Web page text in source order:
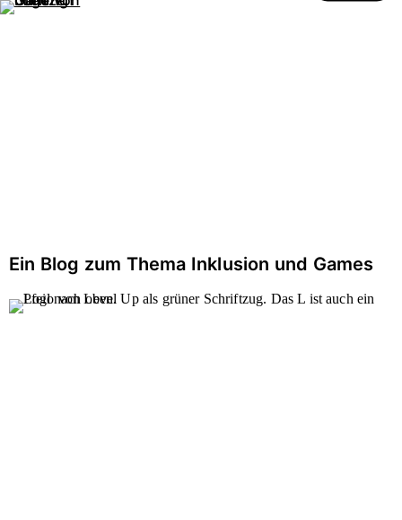
Zum
Zur
öffnen
Ein Blog zum Thema Inklusion und Games